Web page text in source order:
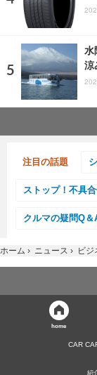
水
涼
注目の話題
ストップ！不具
クルマの疑問Q＆
ホーム › ニュース › ビジ
home
CAR
紹